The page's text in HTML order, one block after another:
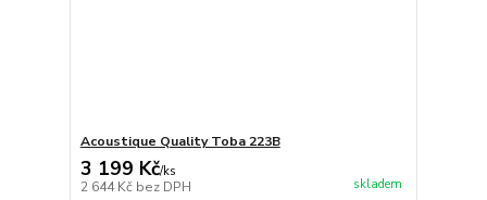
Acoustique Quality Toba 223B
3 199 Kč/ks
2 644 Kč bez DPH skladem